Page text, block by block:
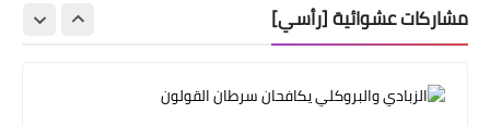
مشاركات عشوائية [رأسي]
بيان شكر من حركة المقاومة الإسلامية
(حماس)